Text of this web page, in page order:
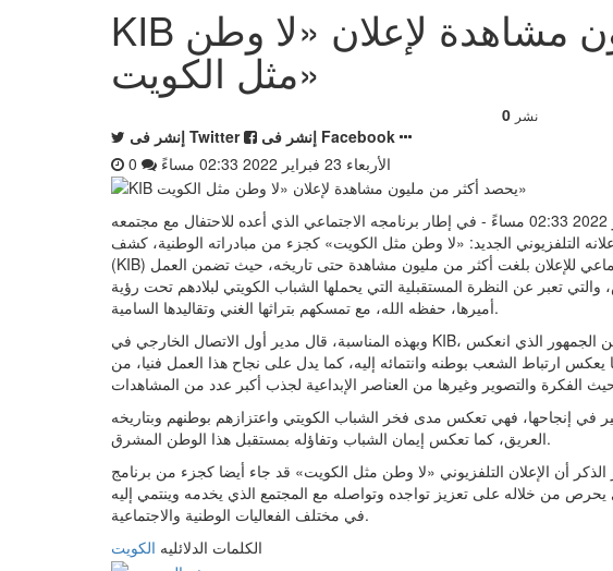
KIB يحصد أكثر من مليون مشاهدة لإعلان «لا وطن
مثل الكويت»
0 نشر
إنشر فى Twitter
إنشر فى Facebook
الأربعاء 23 فبراير 2022 02:33 مساءً
- الأربعاء 23 فبراير 2022 02:33 مساءً - في إطار برنامجه الاجتماعي الذي أعده للاحتفال مع مجتمعه
التلفزيوني الجديد: «لا وطن مثل الكويت» كجزء من مبادراته الوطنية، كشف
(KIB) عن أن عدد المشاهدات على مواقع التواصل الاجتماعي للإعلان بلغت أكثر من مليون مشاهدة حتى تاريخه، حيث تضمن العمل
تعبر عن النظرة المستقبلية التي يحملها الشباب الكويتي لبلادهم تحت رؤية
أميرها، حفظه الله، مع تمسكهم بتراثها الغني وتقاليدها السامية.
وبهذه المناسبة، قال مدير أول الاتصال الخارجي في KIB، فهد السرحان: «يسرنا كثيرا أن نرى هذا التفاعل من الجمهور الذي انعكس
ارتباط الشعب بوطنه وانتمائه إليه، كما يدل على نجاح هذا العمل فنيا، من
في إنجاحها، فهي تعكس مدى فخر الشباب الكويتي واعتزازهم بوطنهم وبتاريخه
العريق، كما تعكس إيمان الشباب وتفاؤله بمستقبل هذا الوطن المشرق.
الذكر أن الإعلان التلفزيوني «لا وطن مثل الكويت» قد جاء أيضا كجزء من برنامج
يحرص من خلاله على تعزيز تواجده وتواصله مع المجتمع الذي يخدمه وينتمي إليه
في مختلف الفعاليات الوطنية والاجتماعية.
الكلمات الدلائليه الكويت